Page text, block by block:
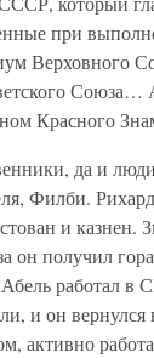
при
Верховного
Красного
да и
Филби.
и казнен.
он получил
работал в
и он
активно